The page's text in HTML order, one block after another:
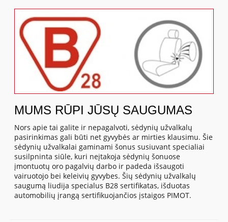
MUMS RŪPI JŪSŲ SAUGUMAS
Nors apie tai galite ir nepagalvoti, sėdynių užvalkalų
pasirinkimas gali būti net gyvybės ar mirties klausimu. Šie
sėdynių užvalkalai gaminami šonus susiuvant specialiai
susilpninta siūle, kuri neįtakoja sėdynių šonuose
įmontuotų oro pagalvių darbo ir padeda išsaugoti
vairuotojo bei keleivių gyvybes. Šių sėdynių užvalkalų
saugumą liudija specialus B28 sertifikatas, išduotas
automobilių įrangą sertifikuojančios įstaigos PIMOT.